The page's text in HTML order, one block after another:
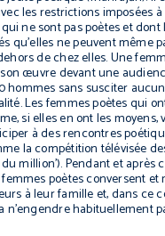
les restrictions imposées
ne sont pas poètes et
qu’elles ne peuvent même
de chez elles. Une
œuvre devant une
hommes sans susciter
Les femmes poètes qui
si elles en ont les moyens,
à des rencontres
la compétition télévisée
du million’). Pendant et
poètes conversent et
à leur famille et, dans ce
n’engendre habituellement